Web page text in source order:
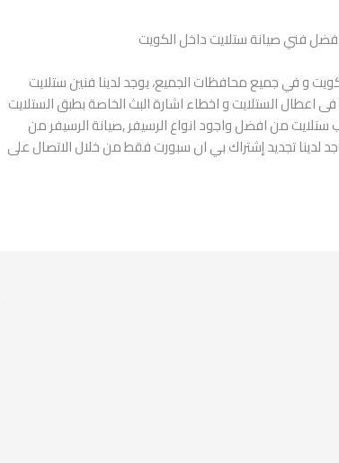
فني صيانة ستلايت داخل الكويت
و في جميع محافظات الجميع، يوجد لدينا فنين ستلايت
اعطال الستلايت و اخطاء اشارة البث الخاصة بطبق الستلايت
ستلايت من افضل واجود انواع الرسيفر ,صيانة الرسيفر من
لدينا تجديد إشتراك بي ان سبورت فقط من خلال الاتصال على